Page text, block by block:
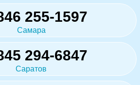
255-1597
Самара
294-6847
Саратов